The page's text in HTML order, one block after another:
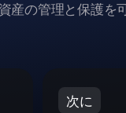
産の管理と保護を
次に